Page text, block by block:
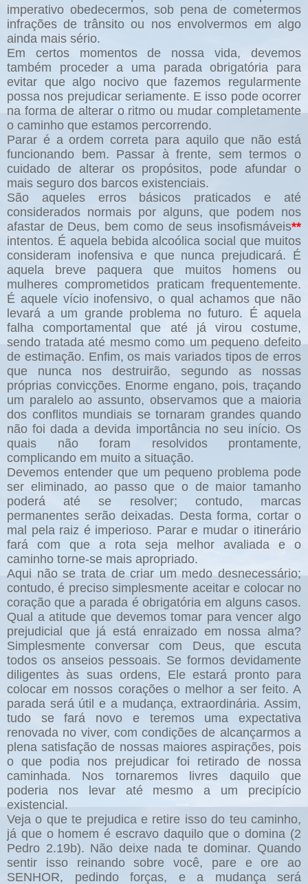
imperativo obedecermos, sob pena de cometermos
infrações de trânsito ou nos envolvermos em algo
ainda mais sério.
Em certos momentos de nossa vida, devemos
também proceder a uma parada obrigatória para
evitar que algo nocivo que fazemos regularmente
possa nos prejudicar seriamente. E isso pode ocorrer
na forma de alterar o ritmo ou mudar completamente
o caminho que estamos percorrendo.
Parar é a ordem correta para aquilo que não está
funcionando bem. Passar à frente, sem termos o
cuidado de alterar os propósitos, pode afundar o
mais seguro dos barcos existenciais.
São aqueles erros básicos praticados e até
considerados normais por alguns, que podem nos
afastar de Deus, bem como de seus insofismáveis**
intentos. É aquela bebida alcoólica social que muitos
consideram inofensiva e que nunca prejudicará. É
aquela breve paquera que muitos homens ou
mulheres comprometidos praticam frequentemente.
É aquele vício inofensivo, o qual achamos que não
levará a um grande problema no futuro. É aquela
falha comportamental que até já virou costume,
sendo tratada até mesmo como um pequeno defeito
de estimação. Enfim, os mais variados tipos de erros
que nunca nos destruirão, segundo as nossas
próprias convicções. Enorme engano, pois, traçando
um paralelo ao assunto, observamos que a maioria
dos conflitos mundiais se tornaram grandes quando
não foi dada a devida importância no seu início. Os
quais não foram resolvidos prontamente,
complicando em muito a situação.
Devemos entender que um pequeno problema pode
ser eliminado, ao passo que o de maior tamanho
poderá até se resolver; contudo, marcas
permanentes serão deixadas. Desta forma, cortar o
mal pela raiz é imperioso. Parar e mudar o itinerário
fará com que a rota seja melhor avaliada e o
caminho torne-se mais apropriado.
Aqui não se trata de criar um medo desnecessário;
contudo, é preciso simplesmente aceitar e colocar no
coração que a parada é obrigatória em alguns casos.
Qual a atitude que devemos tomar para vencer algo
prejudicial que já está enraizado em nossa alma?
Simplesmente conversar com Deus, que escuta
todos os anseios pessoais. Se formos devidamente
diligentes às suas ordens, Ele estará pronto para
colocar em nossos corações o melhor a ser feito. A
parada será útil e a mudança, extraordinária. Assim,
tudo se fará novo e teremos uma expectativa
renovada no viver, com condições de alcançarmos a
plena satisfação de nossas maiores aspirações, pois
o que podia nos prejudicar foi retirado de nossa
caminhada. Nos tornaremos livres daquilo que
poderia nos levar até mesmo a um precipício
existencial.
Veja o que te prejudica e retire isso do teu caminho,
já que o homem é escravo daquilo que o domina (2
Pedro 2.19b). Não deixe nada te dominar. Quando
sentir isso reinando sobre você, pare e ore ao
SENHOR, pedindo forças, e a mudança será